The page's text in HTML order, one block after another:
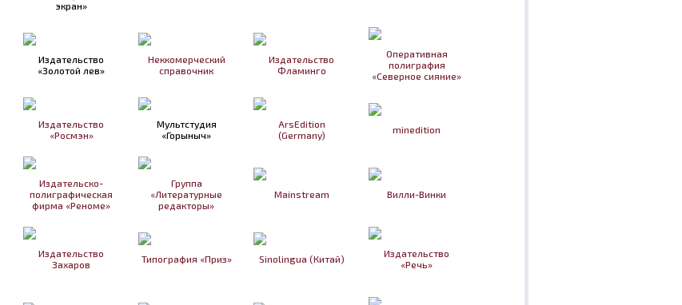
экран»
Издательство
«Золотой лев»
Неккомерческий
справочник
Издательство
Фламинго
Оперативная
полиграфия
«Северное сияние»
Издательство
«Росмэн»
Мультстудия
«Горыныч»
ArsEdition
(Germany)
minedition
Издательско-
полиграфическая
фирма «Реноме»
Группа
«Литературные
редакторы»
Mainstream Вилли-Винки
Издательство
Захаров
Типография «Приз» Sinolingua (Китай)
Издательство
«Речь»